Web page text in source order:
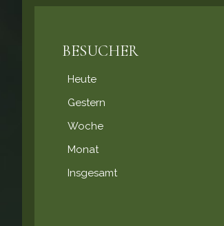
BESUCHER
Heute
Gestern
Woche
Monat
Insgesamt